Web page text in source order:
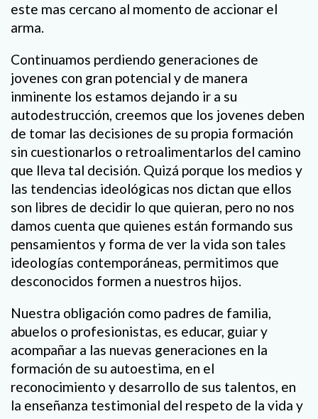
este mas cercano al momento de accionar el
arma.
Continuamos perdiendo generaciones de
jovenes con gran potencial y de manera
inminente los estamos dejando ir a su
autodestrucción, creemos que los jovenes deben
de tomar las decisiones de su propia formación
sin cuestionarlos o retroalimentarlos del camino
que lleva tal decisión. Quizá porque los medios y
las tendencias ideológicas nos dictan que ellos
son libres de decidir lo que quieran, pero no nos
damos cuenta que quienes están formando sus
pensamientos y forma de ver la vida son tales
ideologías contemporáneas, permitimos que
desconocidos formen a nuestros hijos.
Nuestra obligación como padres de familia,
abuelos o profesionistas, es educar, guiar y
acompañar a las nuevas generaciones en la
formación de su autoestima, en el
reconocimiento y desarrollo de sus talentos, en
la enseñanza testimonial del respeto de la vida y